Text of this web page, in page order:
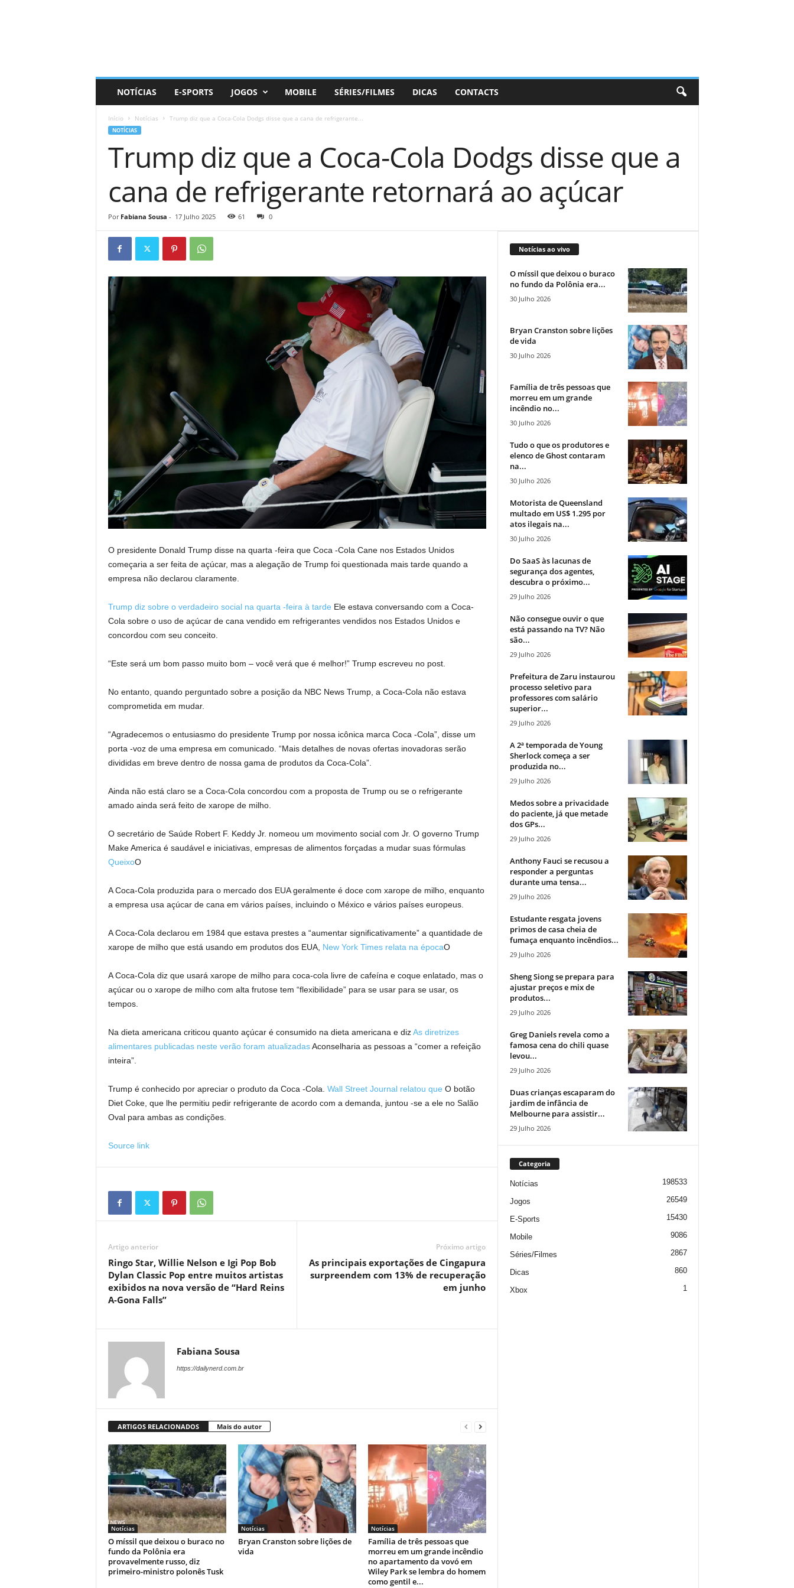
NOTÍCIAS E-SPORTS JOGOS MOBILE SÉRIES/FILMES DICAS CONTACTS
Início Notícias Trump diz que a Coca-Cola Dodgs disse que a cana de refrigerante...
NOTÍCIAS
Trump diz que a Coca-Cola Dodgs disse que a
cana de refrigerante retornará ao açúcar
Por Fabiana Sousa - 17 Julho 2025 61 0
O presidente Donald Trump disse na quarta -feira que Coca -Cola Cane nos Estados Unidos
começaria a ser feita de açúcar, mas a alegação de Trump foi questionada mais tarde quando a
empresa não declarou claramente.
Trump diz sobre o verdadeiro social na quarta -feira à tarde Ele estava conversando com a Coca-
Cola sobre o uso de açúcar de cana vendido em refrigerantes vendidos nos Estados Unidos e
concordou com seu conceito.
“Este será um bom passo muito bom – você verá que é melhor!” Trump escreveu no post.
No entanto, quando perguntado sobre a posição da NBC News Trump, a Coca-Cola não estava
comprometida em mudar.
“Agradecemos o entusiasmo do presidente Trump por nossa icônica marca Coca -Cola”, disse um
porta -voz de uma empresa em comunicado. “Mais detalhes de novas ofertas inovadoras serão
divididas em breve dentro de nossa gama de produtos da Coca-Cola”.
Ainda não está claro se a Coca-Cola concordou com a proposta de Trump ou se o refrigerante
amado ainda será feito de xarope de milho.
O secretário de Saúde Robert F. Keddy Jr. nomeou um movimento social com Jr. O governo Trump
Make America é saudável e iniciativas, empresas de alimentos forçadas a mudar suas fórmulas
QueixoO
A Coca-Cola produzida para o mercado dos EUA geralmente é doce com xarope de milho, enquanto
a empresa usa açúcar de cana em vários países, incluindo o México e vários países europeus.
A Coca-Cola declarou em 1984 que estava prestes a “aumentar significativamente” a quantidade de
xarope de milho que está usando em produtos dos EUA, New York Times relata na épocaO
A Coca-Cola diz que usará xarope de milho para coca-cola livre de cafeína e coque enlatado, mas o
açúcar ou o xarope de milho com alta frutose tem “flexibilidade” para se usar para se usar, os
tempos.
Na dieta americana criticou quanto açúcar é consumido na dieta americana e dizAs diretrizes
alimentares publicadas neste verão foram atualizadasAconselharia as pessoas a “comer a refeição
inteira”.
Trump é conhecido por apreciar o produto da Coca -Cola. Wall Street Journal relatou que O botão
Diet Coke, que lhe permitiu pedir refrigerante de acordo com a demanda, juntou -se a ele no Salão
Oval para ambas as condições.
Source link
Artigo anterior
Ringo Star, Willie Nelson e Igi Pop Bob
Dylan Classic Pop entre muitos artistas
exibidos na nova versão de “Hard Reins
A-Gona Falls”
Próximo artigo
As principais exportações de Cingapura
surpreendem com 13% de recuperação
em junho
Fabiana Sousa
https://dailynerd.com.br
ARTIGOS RELACIONADOS Mais do autor
Notícias
O míssil que deixou o buraco no
fundo da Polônia era
provavelmente russo, diz
primeiro-ministro polonês Tusk
Notícias
Bryan Cranston sobre lições de
vida
Notícias
Família de três pessoas que
morreu em um grande incêndio
no apartamento da vovó em
Wiley Park se lembra do homem
como gentil e...
Notícias ao vivo
O míssil que deixou o buraco
no fundo da Polônia era...
30 Julho 2026
Bryan Cranston sobre lições
de vida
30 Julho 2026
Família de três pessoas que
morreu em um grande
incêndio no...
30 Julho 2026
Tudo o que os produtores e
elenco de Ghost contaram
na...
30 Julho 2026
Motorista de Queensland
multado em US$ 1.295 por
atos ilegais na...
30 Julho 2026
Do SaaS às lacunas de
segurança dos agentes,
descubra o próximo...
29 Julho 2026
Não consegue ouvir o que
está passando na TV? Não
são...
29 Julho 2026
Prefeitura de Zaru instaurou
processo seletivo para
professores com salário
superior...
29 Julho 2026
A 2ª temporada de Young
Sherlock começa a ser
produzida no...
29 Julho 2026
Medos sobre a privacidade
do paciente, já que metade
dos GPs...
29 Julho 2026
Anthony Fauci se recusou a
responder a perguntas
durante uma tensa...
29 Julho 2026
Estudante resgata jovens
primos de casa cheia de
fumaça enquanto incêndios...
29 Julho 2026
Sheng Siong se prepara para
ajustar preços e mix de
produtos...
29 Julho 2026
Greg Daniels revela como a
famosa cena do chili quase
levou...
29 Julho 2026
Duas crianças escaparam do
jardim de infância de
Melbourne para assistir...
29 Julho 2026
Categoria
Notícias 198533
Jogos 26549
E-Sports 15430
Mobile 9086
Séries/Filmes 2867
Dicas 860
Xbox 1